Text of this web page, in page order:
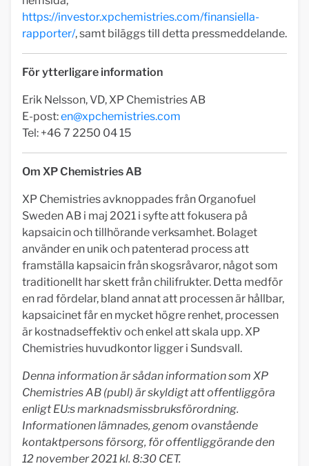
https://investor.xpchemistries.com/finansiella-
rapporter/, samt biläggs till detta pressmeddelande.
För ytterligare information
Erik Nelsson, VD, XP Chemistries AB
E-post:en@xpchemistries.com
Tel: +46 7 2250 04 15
Om XP Chemistries AB
XP Chemistries avknoppades från Organofuel
Sweden AB i maj 2021 i syfte att fokusera på
kapsaicin och tillhörande verksamhet. Bolaget
använder en unik och patenterad process att
framställa kapsaicin från skogsråvaror, något som
traditionellt har skett från chilifrukter. Detta medför
en rad fördelar, bland annat att processen är hållbar,
kapsaicinet får en mycket högre renhet, processen
är kostnadseffektiv och enkel att skala upp. XP
Chemistries huvudkontor ligger i Sundsvall.
Denna information är sådan information som XP
Chemistries AB (publ) är skyldigt att offentliggöra
enligt EU:s marknadsmissbruksförordning.
Informationen lämnades, genom ovanstående
kontaktpersons försorg, för offentliggörande den
12 november 2021 kl. 8:30 CET.